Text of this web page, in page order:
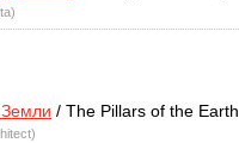
/ The Pillars of the Earth